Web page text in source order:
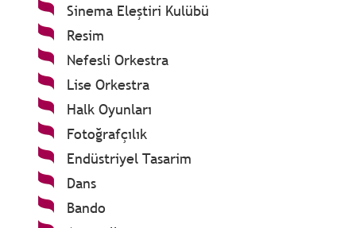
Sinema Eleştiri Kulübü
Resim
Nefesli Orkestra
Lise Orkestra
Halk Oyunları
Fotoğrafçılık
Endüstriyel Tasarim
Dans
Bando